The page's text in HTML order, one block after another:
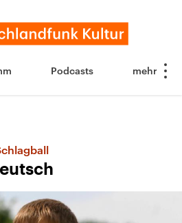
Podcasts